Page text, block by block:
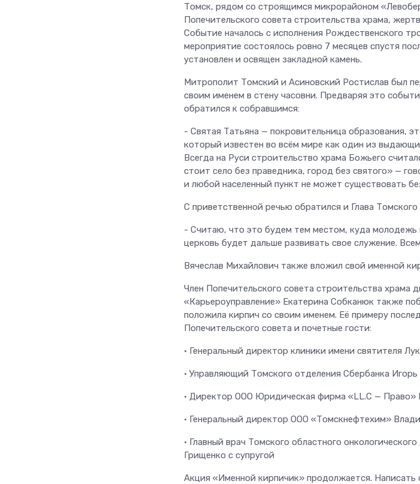
Томск, рядом со строящимся микрорайоном
Попечительского совета строительства храма,
Событие началось с исполнения Рождественского
мероприятие состоялось ровно 7 месяцев спустя
установлен и освящен закладной камень.
Митрополит Томский и Асиновский Ростислав был
своим именем в стену часовни. Предваряя это
обратился к собравшимся:
- Святая Татьяна — покровительница образования,
который известен во всём мире как один из
Всегда на Руси строительство храма Божьего
стоит село без праведника, город без святого» —
и любой населенный пункт не может существовать
С приветственной речью обратился и Глава
- Считаю, что это будем тем местом, куда молодежь
церковь будет дальше развивать свое служение.
Вячеслав Михайлович также вложил свой именной
Член Попечительского совета строительства храма
«Карьероуправление» Екатерина Собканюк также
положила кирпич со своим именем. Её примеру
Попечительского совета и почетные гости:
• Генеральный директор клиники имени святителя
• Управляющий Томского отделения Сбербанка Игорь
• Директор ООО Юридическая фирма «LL.C — Право»
• Генеральный директор ООО «Томскнефтехим»
• Главный врач Томского областного
Грищенко с супругой
Акция «Именной кирпичик» продолжается. Написать